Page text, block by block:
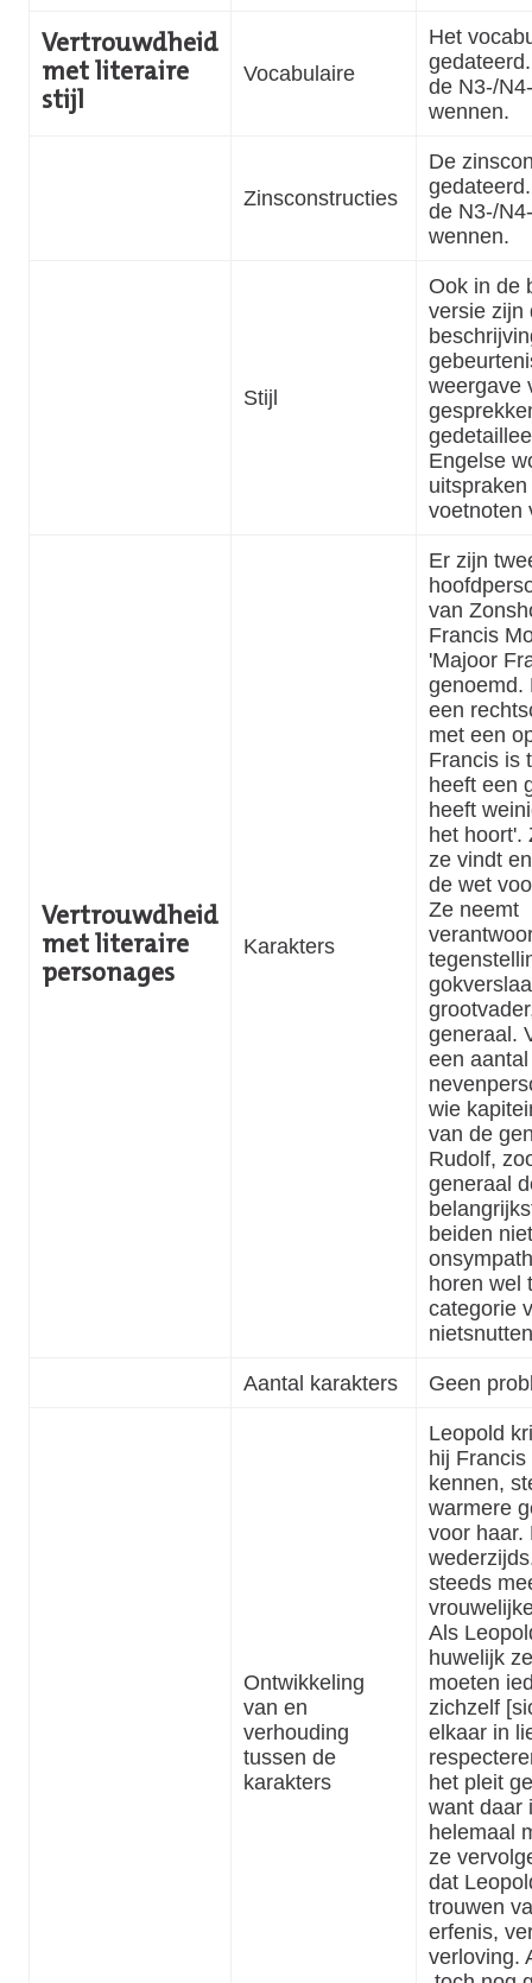
Vertrouwdheid
met literaire
stijl
Vocabulaire
Het
de N3-/
wennen.
Zinsconstructies
De
de N3-/
wennen.
Stijl
Ook in de
versie zijn
weergave
Engelse
voetnoten
Vertrouwdheid
met literaire
personages
Karakters
Er zijn
van
Francis
'Majoor
genoemd.
een
met een
Francis is
heeft een
heeft
het hoort'.
ze vindt
de wet
Ze neemt
generaal.
een aantal
wie
van de
Rudolf,
generaal
beiden niet
horen wel
categorie
Aantal karakters
Geen
Ontwikkeling
van en
verhouding
tussen de
karakters
Leopold
hij
kennen,
warmere
voor haar.
steeds
Als
huwelijk
moeten
zichzelf
elkaar in
het pleit
want daar
helemaal
ze
dat
trouwen
erfenis,
verloving.